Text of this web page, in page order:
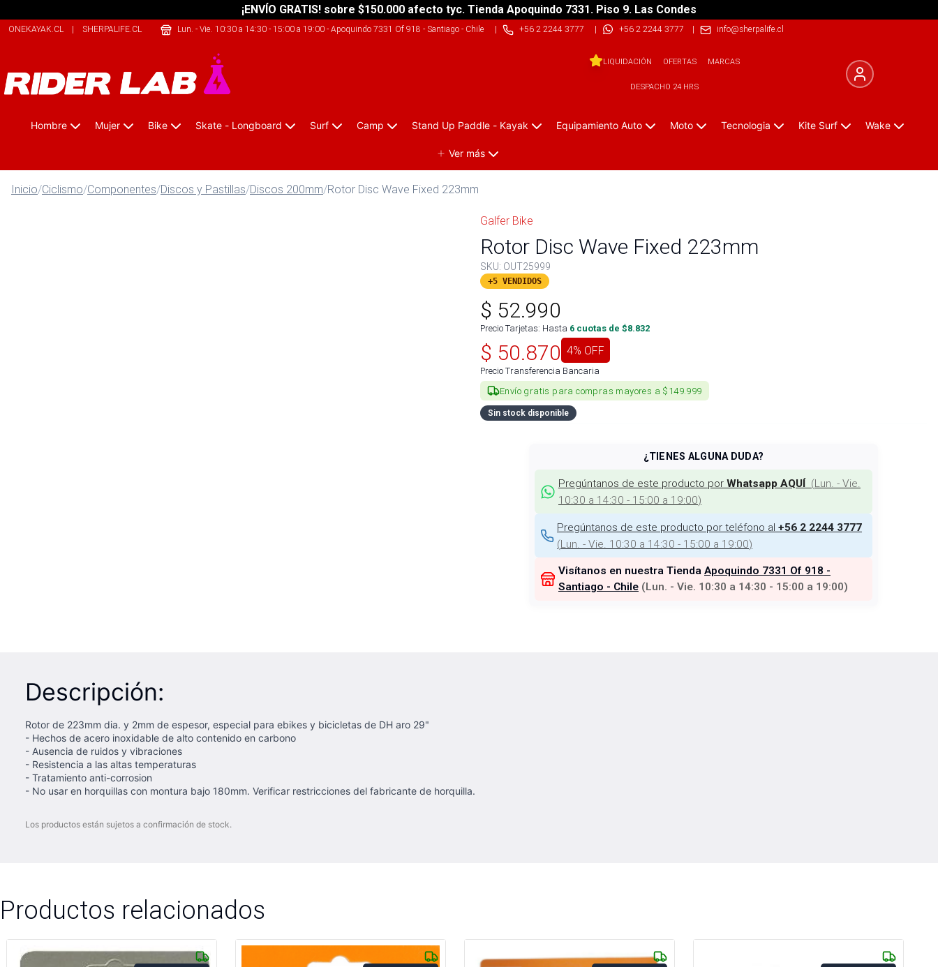
¡ENVÍO GRATIS! sobre $150.000 afecto tyc. Tienda Apoquindo 7331. Piso 9. Las Condes
ONEKAYAK.CL | SHERPALIFE.CL SAFELIFE.CL
Lun. - Vie. 10:30 a 14:30 - 15:00 a 19:00- Apoquindo 7331 Of 918 - Santiago - Chile| +56 2 2244 3777 | +56 2 2244 3777 | info@sherpalife.cl
LIQUIDACIÓN OFERTAS MARCAS
DESPACHO 24 HRS
Hombre Mujer Bike Skate - Longboard Surf Camp Stand Up Paddle - Kayak Equipamiento Auto Moto Tecnologia Kite Surf Wake
Ver más
Inicio/Ciclismo/Componentes/Discos y Pastillas/Discos 200mm/Rotor Disc Wave Fixed 223mm
Galfer Bike
Rotor Disc Wave Fixed 223mm
SKU: OUT25999
+5 VENDIDOS
$ 52.990
Precio Tarjetas: Hasta 6 cuotas de $8.832
$ 50.870 4% OFF
Precio Transferencia Bancaria
Envío gratis para compras mayores a $149.999
Sin stock disponible
¿TIENES ALGUNA DUDA?
Pregúntanos de este producto por Whatsapp AQUÍ (Lun. - Vie.
10:30 a 14:30 - 15:00 a 19:00)
Pregúntanos de este producto por teléfono al +56 2 2244 3777
(Lun. - Vie. 10:30 a 14:30 - 15:00 a 19:00)
Visítanos en nuestra Tienda Apoquindo 7331 Of 918 -
Santiago - Chile (Lun. - Vie. 10:30 a 14:30 - 15:00 a 19:00)
Descripción:
Rotor de 223mm dia. y 2mm de espesor, especial para ebikes y bicicletas de DH aro 29"
- Hechos de acero inoxidable de alto contenido en carbono
- Ausencia de ruidos y vibraciones
- Resistencia a las altas temperaturas
- Tratamiento anti-corrosion
- No usar en horquillas con montura bajo 180mm. Verificar restricciones del fabricante de horquilla.
Los productos están sujetos a confirmación de stock.
Productos relacionados